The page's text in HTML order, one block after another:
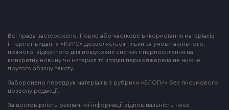
Всі права застережено. Повне або часткове використання матеріалів
інтернет-видання «КУРС» дозволяється тільки за умови активного,
прямого, відкритого для пошукових систем гіперпосилання на
конкретну новину чи матеріал та згадки першоджерела не нижче
другого абзацу тексту.
Заборонено передрук матеріалів з рубрики «БЛОГИ» без письмового
дозволу редакції.
За достовірність рекламної інформації відповідальність несе